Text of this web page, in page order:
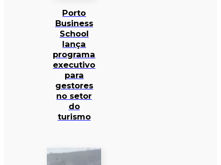
Porto
Business
School
lança
programa
executivo
para
gestores
no setor
do
turismo